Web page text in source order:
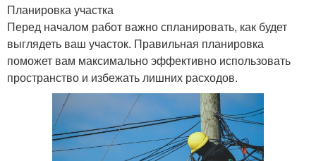
Планировка участка
Перед началом работ важно спланировать, как будет
выглядеть ваш участок. Правильная планировка
поможет вам максимально эффективно использовать
пространство и избежать лишних расходов.